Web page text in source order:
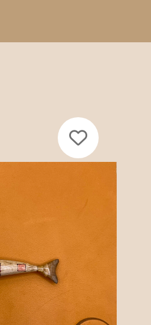
ピングを続ける